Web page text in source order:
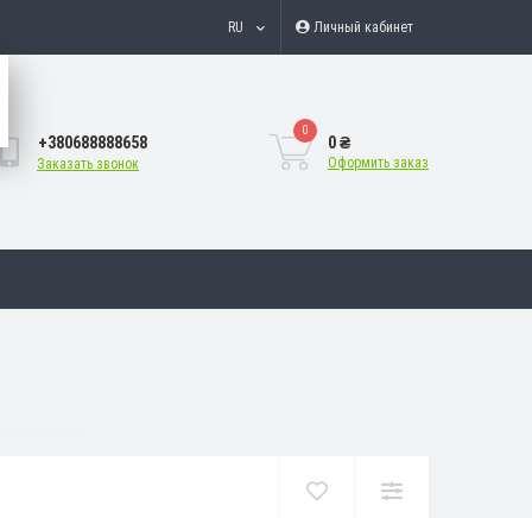
RU Личный кабинет
+380688888658
Заказать звонок
0
0 ₴
Оформить заказ